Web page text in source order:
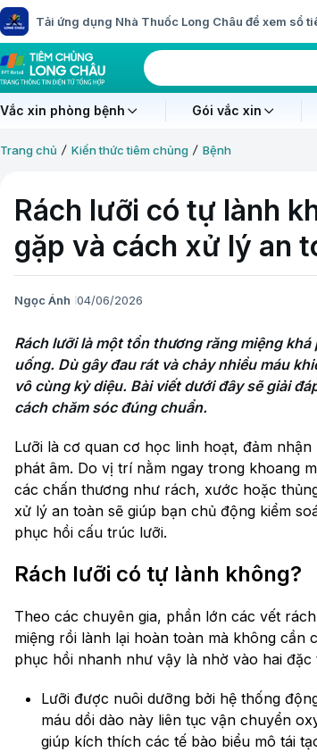
Tải ứng dụng Nhà Thuốc Long Châu để xem sổ
Vắc xin phòng bệnh Gói vắc xin
Trang chủ Kiến thức tiêm chủng Bệnh
Rách lưỡi có tự lành
gặp và cách xử lý an
Ngọc Ánh 04/06/2026
Rách lưỡi là một tổn thương răng miệng
uống. Dù gây đau rát và chảy nhiều máu
vô cùng kỳ diệu. Bài viết dưới đây sẽ giải
cách chăm sóc đúng chuẩn.
Lưỡi là cơ quan cơ học linh hoạt, đảm
phát âm. Do vị trí nằm ngay trong khoang
các chấn thương như rách, xước hoặc
xử lý an toàn sẽ giúp bạn chủ động kiểm
phục hồi cấu trúc lưỡi.
Rách lưỡi có tự lành không?
Theo các chuyên gia, phần lớn các vết
miệng rồi lành lại hoàn toàn mà không
phục hồi nhanh như vậy là nhờ vào hai
Lưỡi được nuôi dưỡng bởi hệ thống
máu dồi dào này liên tục vận chuyển
giúp kích thích các tế bào biểu mô tái